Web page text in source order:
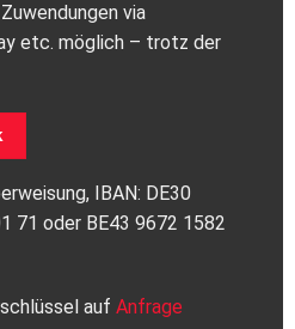
via
etc. möglich – trotz der
IBAN: DE30
71 oder BE43 9672 1582
auf Anfrage